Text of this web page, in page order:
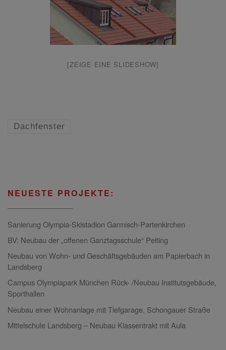
[ZEIGE EINE SLIDESHOW]
Dachfenster
NEUESTE PROJEKTE:
Sanierung Olympia-Skistadion Garmisch-Partenkirchen
BV: Neubau der „offenen Ganztagsschule“ Peiting
Neubau von Wohn- und Geschäftsgebäuden am Papierbach in
Landsberg
Campus Olympiapark München Rück- /Neubau Institutsgebäude,
Sporthallen
Neubau einer Wohnanlage mit Tiefgarage, Schongauer Straße
Mittelschule Landsberg – Neubau Klassentrakt mit Aula